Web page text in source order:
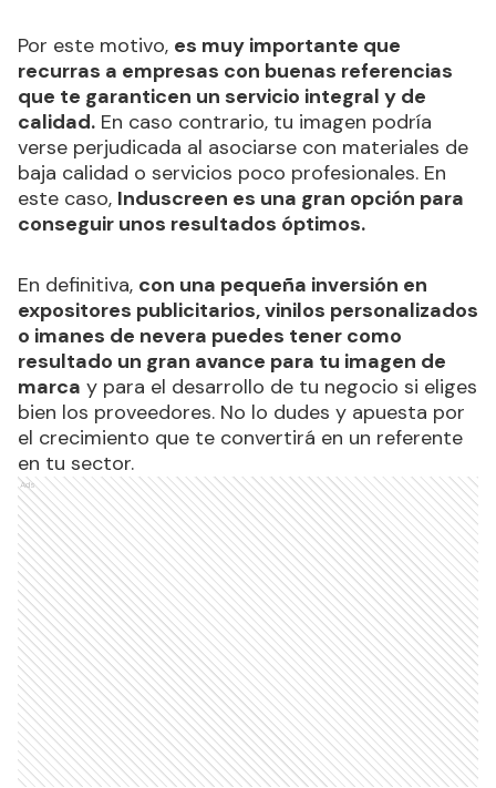
Por este motivo, es muy importante que
recurras a empresas con buenas referencias
que te garanticen un servicio integral y de
calidad. En caso contrario, tu imagen podría
verse perjudicada al asociarse con materiales de
baja calidad o servicios poco profesionales. En
este caso, Induscreen es una gran opción para
conseguir unos resultados óptimos.
En definitiva, con una pequeña inversión en
expositores publicitarios, vinilos personalizados
o imanes de nevera puedes tener como
resultado un gran avance para tu imagen de
marca y para el desarrollo de tu negocio si eliges
bien los proveedores. No lo dudes y apuesta por
el crecimiento que te convertirá en un referente
en tu sector.
Ads